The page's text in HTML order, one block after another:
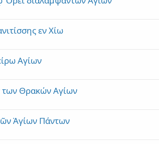
εν Χίω
Αγίων
των Θρακών Αγίων
Ἁγίων Πάντων